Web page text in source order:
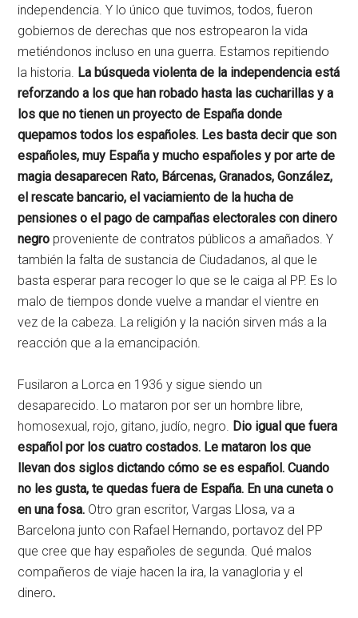
independencia. Y lo único que tuvimos, todos, fueron
gobiernos de derechas que nos estropearon la vida
metiéndonos incluso en una guerra. Estamos repitiendo
la historia. La búsqueda violenta de la independencia está
reforzando a los que han robado hasta las cucharillas y a
los que no tienen un proyecto de España donde
quepamos todos los españoles. Les basta decir que son
españoles, muy España y mucho españoles y por arte de
magia desaparecen Rato, Bárcenas, Granados, González,
el rescate bancario, el vaciamiento de la hucha de
pensiones o el pago de campañas electorales con dinero
negro proveniente de contratos públicos a amañados. Y
también la falta de sustancia de Ciudadanos, al que le
basta esperar para recoger lo que se le caiga al PP. Es lo
malo de tiempos donde vuelve a mandar el vientre en
vez de la cabeza. La religión y la nación sirven más a la
reacción que a la emancipación.
Fusilaron a Lorca en 1936 y sigue siendo un
desaparecido. Lo mataron por ser un hombre libre,
homosexual, rojo, gitano, judío, negro. Dio igual que fuera
español por los cuatro costados. Le mataron los que
llevan dos siglos dictando cómo se es español. Cuando
no les gusta, te quedas fuera de España. En una cuneta o
en una fosa. Otro gran escritor, Vargas Llosa, va a
Barcelona junto con Rafael Hernando, portavoz del PP
que cree que hay españoles de segunda. Qué malos
compañeros de viaje hacen la ira, la vanagloria y el
dinero.